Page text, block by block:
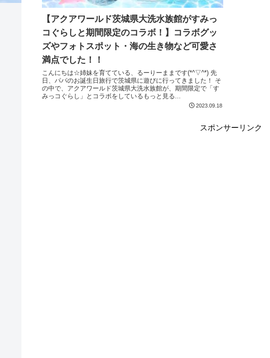
【アクアワールド茨城県大洗水族館がすみっ
コぐらしと期間限定のコラボ！】コラボグッ
ズやフォトスポット・海の生き物など可愛さ
満点でした！！
こんにちは☆姉妹を育てている、るーりーままです(*^▽^*) 先
日、パパのお誕生日旅行で茨城県に遊びに行ってきました！ そ
の中で、アクアワールド茨城県大洗水族館が、期間限定で「す
みっコぐらし」とコラボをしているもっと見る...
2023.09.18
スポンサーリンク